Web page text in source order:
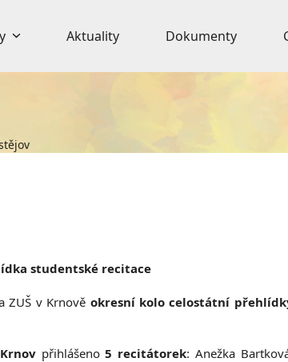
Aktuality Dokumenty
studentské recitace
ZUŠ v Krnově okresní kolo celostátní
přihlášeno5 recitátorek: Anežka